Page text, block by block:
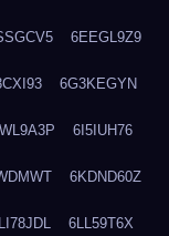
6EEGL9Z9
6G3KEGYN
6I5IUH76
6KDND60Z
6LL59T6X